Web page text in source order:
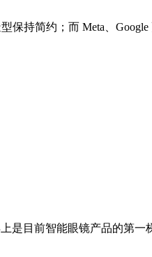
持简约；而 Meta、Google
是目前智能眼镜产品的第一